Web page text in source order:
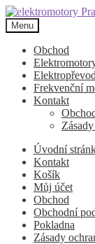
Přeskočit
na
navigaci
Přejít
k
obsahu
webu
Menu
Obchod
Frekvenční
Kontakt
Úvodní
Kontakt
Košík
Můj účet
Obchod
Obchodní
Pokladna
Zásady